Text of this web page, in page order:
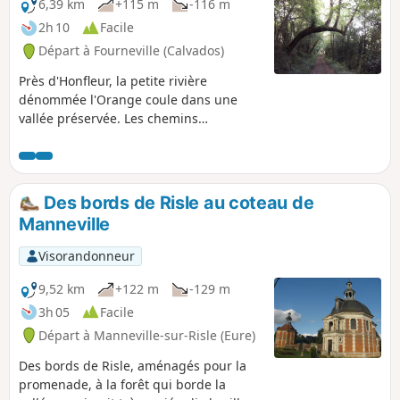
6,39 km +115 m
-116 m
2h 10
Facile
Départ à Fourneville (Calvados)
Près d'Honfleur, la petite rivière
dénommée l'Orange coule dans une
vallée préservée. Les chemins
closes de haies avec de belles maisons à
colombage, un vrai concentré de
Normandie.
Des bords de Risle au coteau de
Manneville
Visorandonneur
9,52 km
+122 m
-129 m
3h 05
Facile
Départ à Manneville-sur-Risle (Eure)
Des bords de Risle, aménagés pour la
promenade, à la forêt qui borde la